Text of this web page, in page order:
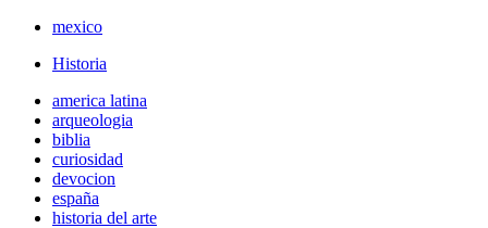
mexico
Historia
america latina
arqueologia
biblia
curiosidad
devocion
españa
historia del arte